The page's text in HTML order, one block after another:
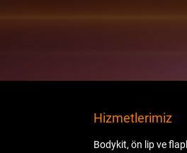
Hizmetlerimiz
Bodykit, ön lip ve